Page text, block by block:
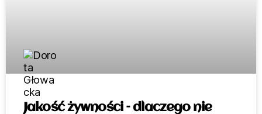
Jakość żywności – dlaczego nie